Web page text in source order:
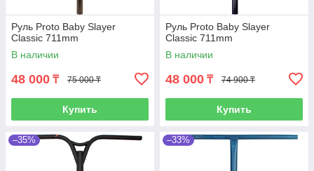
Руль Proto Baby Slayer
Classic 711mm
В наличии
48 000 ₸ 75 000 ₸
Купить
Руль Proto Baby Slayer
Classic 711mm
В наличии
48 000 ₸ 74 900 ₸
Купить
–35% –33%